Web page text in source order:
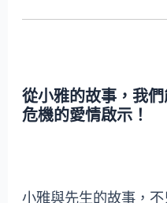
從小雅的故事，我
危機的愛情啟示！
小雅與先生的故事，